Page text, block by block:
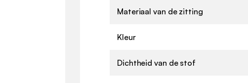
Materiaal van de zitting
Kleur
Dichtheid van de stof